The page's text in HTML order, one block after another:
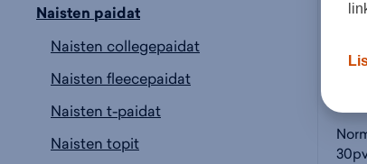
Naisten paidat
Naisten collegepaidat
Naisten fleecepaidat
Naisten t-paidat
Naisten topit